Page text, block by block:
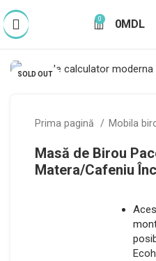
0 0MDL
SOLD OUT
Prima pagină Mobila
Masă de Birou
Matera/Cafeniu